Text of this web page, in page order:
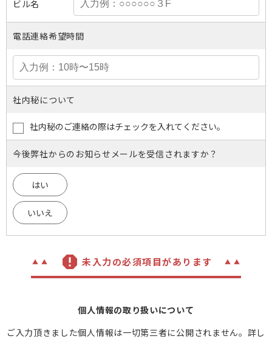
ビル名
電話連絡希望時間
社内秘について
社内秘のご連絡の際はチェックを入れてください。
今後弊社からのお知らせメールを受信されますか？
はい
いいえ
未入力の必須項目があります
個人情報の取り扱いについて
ご入力頂きました個人情報は一切第三者に公開されません。詳し